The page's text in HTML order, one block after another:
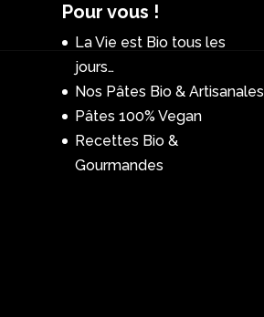
Pour vous !
La Vie est Bio tous les
jours…
Nos Pâtes Bio & Artisanales
Pâtes 100% Vegan
Recettes Bio &
Gourmandes